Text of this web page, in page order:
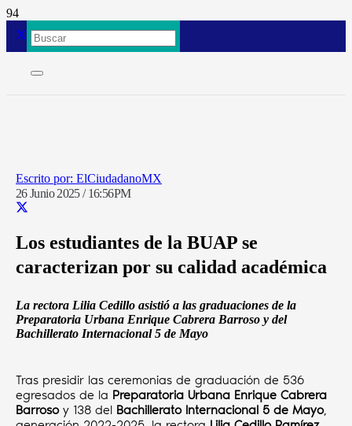
ElCiudadanoMX
26 Junio 2025 / 16:56PM
Los estudiantes de la BUAP se
caracterizan por su calidad académica
La rectora Lilia Cedillo asistió a las graduaciones de la
Preparatoria Urbana Enrique Cabrera Barroso y del
Bachillerato Internacional 5 de Mayo
Tras presidir las ceremonias de graduación de 536
egresados de la Preparatoria Urbana Enrique Cabrera
Barrosoy 138 del Bachillerato Internacional 5 de Mayo,